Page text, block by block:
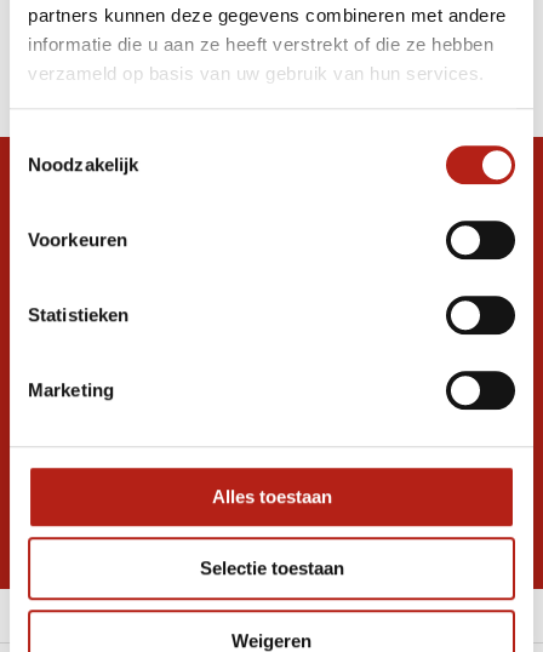
partners kunnen deze gegevens combineren met andere
informatie die u aan ze heeft verstrekt of die ze hebben
verzameld op basis van uw gebruik van hun services.
Toestemmingsselectie
Noodzakelijk
Voorkeuren
Statistieken
Marketing
Alles toestaan
Selectie toestaan
Weigeren
Producten
Filter
Stel je vraag in de chat, en we helpen je
graag verder. 24/7
Volg ons
promoties
* Lees hier de wettelijke beperkingen
Meer informatie